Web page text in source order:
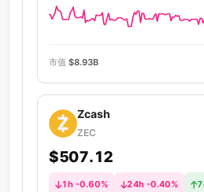
市值 $8.93B
Zcash
ZEC
$507.12
1h -0.60% 24h -0.40%